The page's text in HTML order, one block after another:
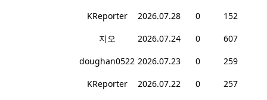
KReporter 2026.07.28 0
152
지오 2026.07.24 0
607
doughan0522 2026.07.23 0
259
KReporter 2026.07.22 0
257